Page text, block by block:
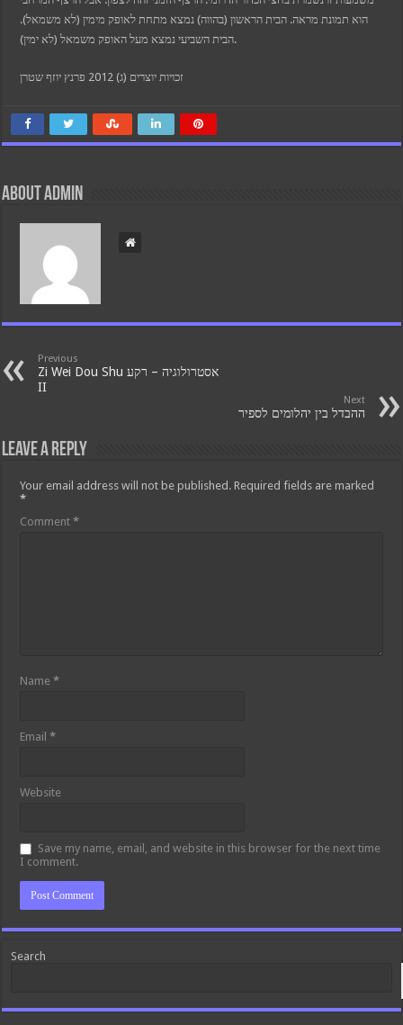
הוא תמונת מראה. הבית הראשון (בהווה) נמצא מתחת לאופק מימין (לא משמאל).
הבית השביעי נמצא מעל האופק משמאל (לא ימין).
זכויות יוצרים (ג) 2012 פרנץ יוזף שטרן
About admin
Previous
Zi Wei Dou Shu אסטרולוגיה – רקע
II
Next
ההבדל בין יהלומים לספיר
Leave a Reply
Your email address will not be published. Required fields are marked
*
Comment*
Name*
Email*
Website
Save my name, email, and website in this browser for the next time
I comment.
Search